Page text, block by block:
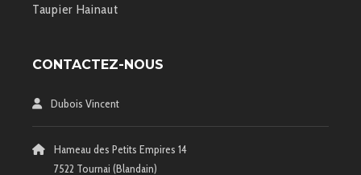
Taupier Hainaut
CONTACTEZ-NOUS
Dubois Vincent
Hameau des Petits Empires 14
7522 Tournai (Blandain)